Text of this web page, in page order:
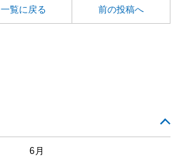
一覧に戻る 前の投稿へ
6月